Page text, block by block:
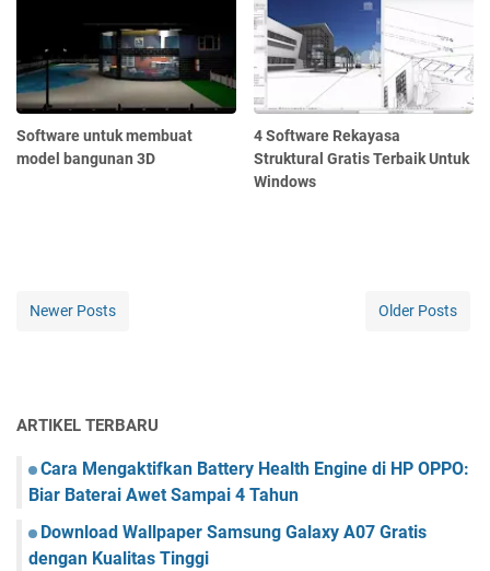
Software untuk membuat
model bangunan 3D
4 Software Rekayasa
Struktural Gratis Terbaik Untuk
Windows
Newer Posts Older Posts
ARTIKEL TERBARU
Cara Mengaktifkan Battery Health Engine di HP OPPO:
Biar Baterai Awet Sampai 4 Tahun
Download Wallpaper Samsung Galaxy A07 Gratis
dengan Kualitas Tinggi